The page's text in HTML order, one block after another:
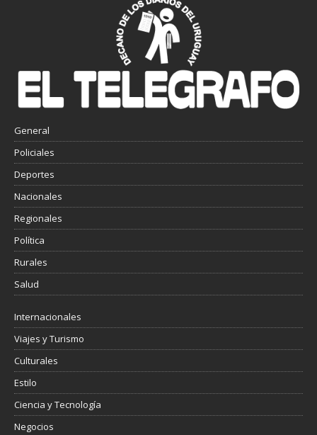
General
Policiales
Deportes
Nacionales
Regionales
Política
Rurales
Salud
Internacionales
Viajes y Turismo
Culturales
Estilo
Ciencia y Tecnología
Negocios